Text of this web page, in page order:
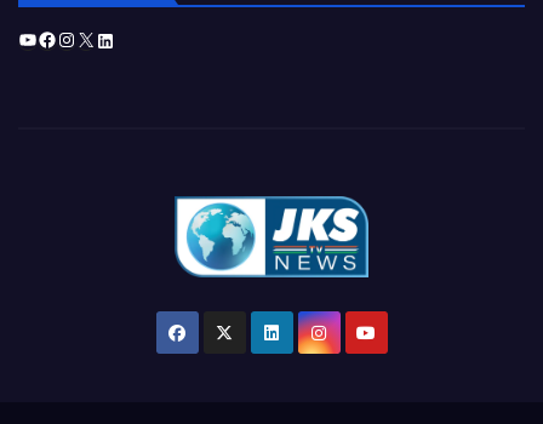
YouTube
Facebook
Instagram
X LinkedIn